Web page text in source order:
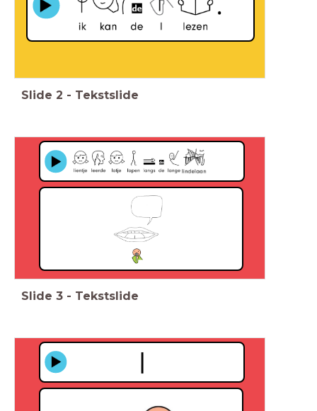
Slide 2 - Tekstslide
Slide 3 - Tekstslide